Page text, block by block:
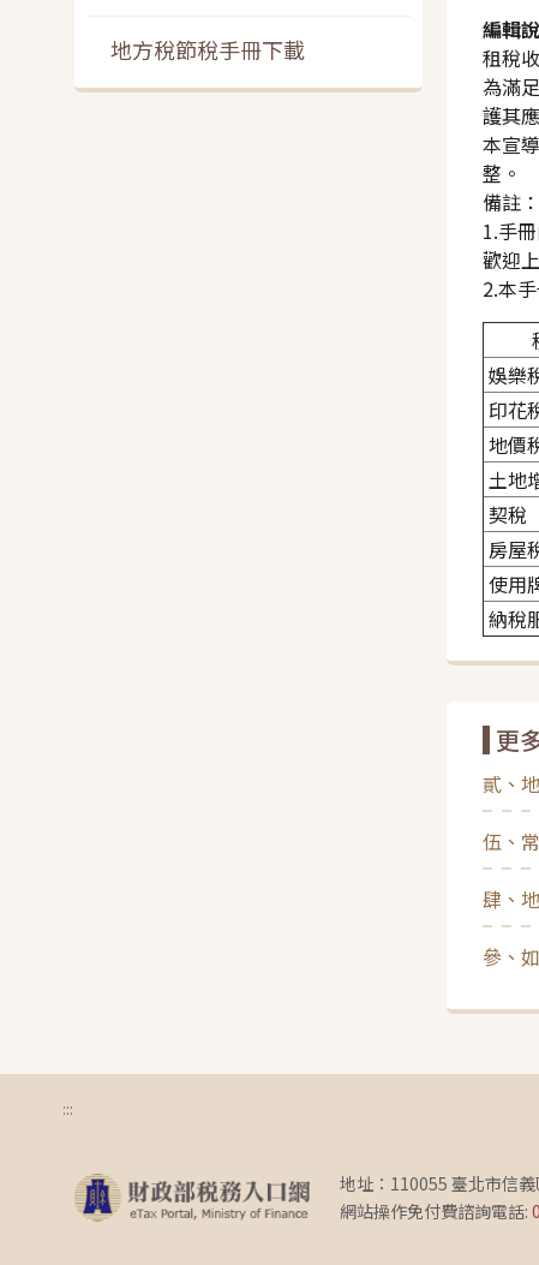
地方稅節稅手冊下載
編輯
租稅
為滿
護其
本宣
整。
備註：
1.手
歡迎
2.本
娛樂
印花
地價
土地
契稅
房屋
使用
納稅
更
貳、
伍、
肆、
參、
:::
地址：110055 臺北市信
網站操作免付費諮詢電話: